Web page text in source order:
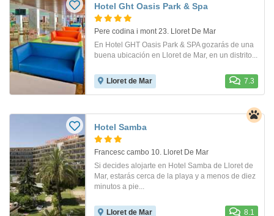
Hotel Ght Oasis Park & Spa
Pere codina i mont 23. Lloret De Mar
En Hotel GHT Oasis Park & SPA gozarás de una
buena ubicación en Lloret de Mar, en un distrito...
Lloret de Mar 7.3
Hotel Samba
Francesc cambo 10. Lloret De Mar
Si decides alojarte en Hotel Samba de Lloret de
Mar, estarás cerca de la playa y a menos de diez
minutos a pie...
Lloret de Mar 8.1